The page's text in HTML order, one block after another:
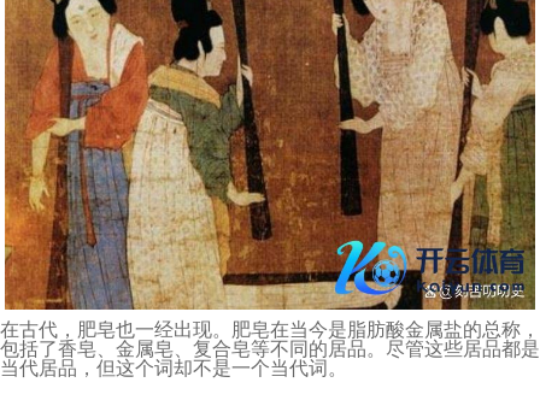
在古代，肥皂也一经出现。肥皂在当今是脂肪酸金属盐的总称，
包括了香皂、金属皂、复合皂等不同的居品。尽管这些居品都是
当代居品，但这个词却不是一个当代词。